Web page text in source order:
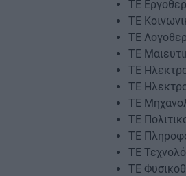
ΤΕ
ΤΕ
ΤΕ
ΤΕ
ΤΕ
ΤΕ
ΤΕ
ΤΕ
ΤΕ
ΤΕ
ΤΕ